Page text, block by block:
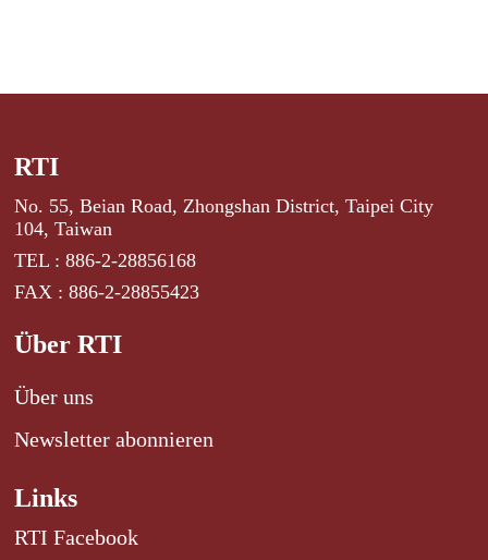
RTI
No. 55, Beian Road, Zhongshan District, Taipei City
104, Taiwan
TEL : 886-2-28856168
FAX : 886-2-28855423
Über RTI
Über uns
Newsletter abonnieren
Links
RTI Facebook